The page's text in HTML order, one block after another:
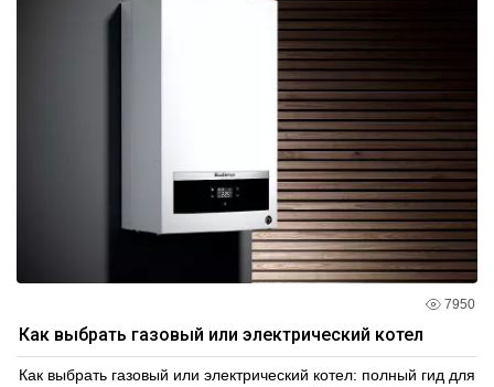
7950
Как выбрать газовый или электрический котел
Как выбрать газовый или электрический котел: полный гид для